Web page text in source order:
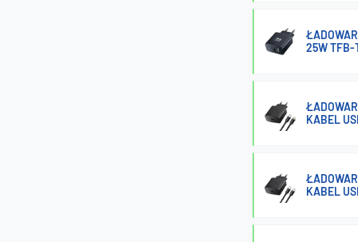
25W TFB-
KABEL
KABEL